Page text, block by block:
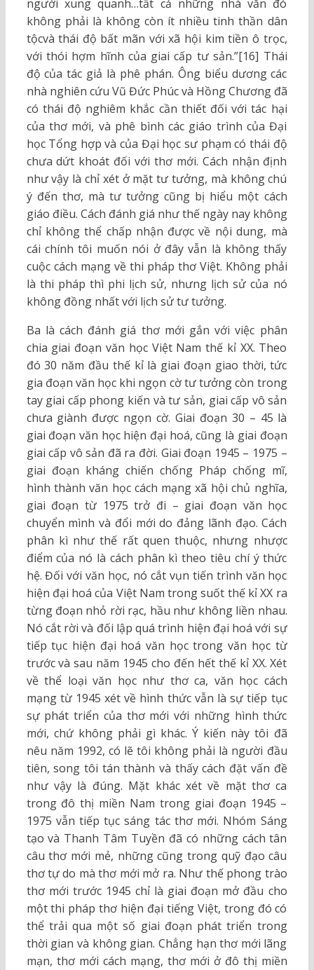
người xung quanh…tất cả những nhà văn đó
không phải là không còn ít nhiều tinh thần dân
tộcvà thái độ bất mãn với xã hội kim tiền ô trọc,
với thói hợm hĩnh của giai cấp tư sản.”[16] Thái
độ của tác giả là phê phán. Ông biểu dương các
nhà nghiên cứu Vũ Đức Phúc và Hồng Chương đã
có thái độ nghiêm khắc cần thiết đối với tác hại
của thơ mới, và phê bình các giáo trình của Đại
học Tổng hợp và của Đại học sư phạm có thái độ
chưa dứt khoát đối với thơ mới. Cách nhận định
như vậy là chỉ xét ở mặt tư tưởng, mà không chú
ý đến thơ, mà tư tưởng cũng bị hiểu một cách
giáo điều. Cách đánh giá như thế ngày nay không
chỉ không thể chấp nhận được về nội dung, mà
cái chính tôi muốn nói ở đây vẫn là không thấy
cuộc cách mạng về thi pháp thơ Việt. Không phải
là thi pháp thì phi lịch sử, nhưng lịch sử của nó
không đồng nhất với lịch sử tư tưởng.
Ba là cách đánh giá thơ mới gắn với việc phân
chia giai đoạn văn học Việt Nam thế kỉ XX. Theo
đó 30 năm đầu thế kỉ là giai đoạn giao thời, tức
gia đoạn văn học khi ngọn cờ tư tưởng còn trong
tay giai cấp phong kiến và tư sản, giai cấp vô sản
chưa giành được ngọn cờ. Giai đoạn 30 – 45 là
giai đoạn văn học hiện đại hoá, cũng là giai đoạn
giai cấp vô sản đã ra đời. Giai đoạn 1945 – 1975 –
giai đoạn kháng chiến chống Pháp chống mĩ,
hình thành văn học cách mạng xã hội chủ nghĩa,
giai đoạn từ 1975 trở đi – giai đoạn văn học
chuyển mình và đổi mới do đảng lãnh đạo. Cách
phân kì như thế rất quen thuộc, nhưng nhược
điểm của nó là cách phân kì theo tiêu chí ý thức
hệ. Đối với văn học, nó cắt vụn tiến trình văn học
hiện đại hoá của Việt Nam trong suốt thế kỉ XX ra
từng đoạn nhỏ rời rạc, hầu như không liền nhau.
Nó cắt rời và đối lập quá trình hiện đại hoá với sự
tiếp tục hiện đại hoá văn học trong văn học từ
trước và sau năm 1945 cho đến hết thế kỉ XX. Xét
về thể loại văn học như thơ ca, văn học cách
mạng từ 1945 xét về hình thức vẫn là sự tiếp tục
sự phát triển của thơ mới với những hình thức
mới, chứ không phải gì khác. Ý kiến này tôi đã
nêu năm 1992, có lẽ tôi không phải là người đầu
tiên, song tôi tán thành và thấy cách đặt vấn đề
như vậy là đúng. Mặt khác xét về mặt thơ ca
trong đô thị miền Nam trong giai đoạn 1945 –
1975 vẫn tiếp tục sáng tác thơ mới. Nhóm Sáng
tạo và Thanh Tâm Tuyền đã có những cách tân
câu thơ mới mẻ, những cũng trong quỹ đạo câu
thơ tự do mà thơ mới mở ra. Như thế phong trào
thơ mới trước 1945 chỉ là giai đoạn mở đầu cho
một thi pháp thơ hiện đại tiếng Việt, trong đó có
thể trải qua một số giai đoạn phát triển trong
thời gian và không gian. Chẳng hạn thơ mới lãng
mạn, thơ mới cách mạng, thơ mới ở đô thị miền